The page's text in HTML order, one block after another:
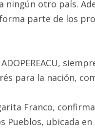
ningún otro país.
parte de los
para la nación,
Franco,
ubicada